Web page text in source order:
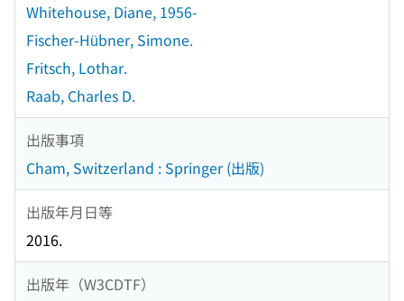
Whitehouse, Diane, 1956-
Fischer-Hübner, Simone.
Fritsch, Lothar.
Raab, Charles D.
出版事項
Cham, Switzerland : Springer (出版)
出版年月日等
2016.
出版年（W3CDTF）